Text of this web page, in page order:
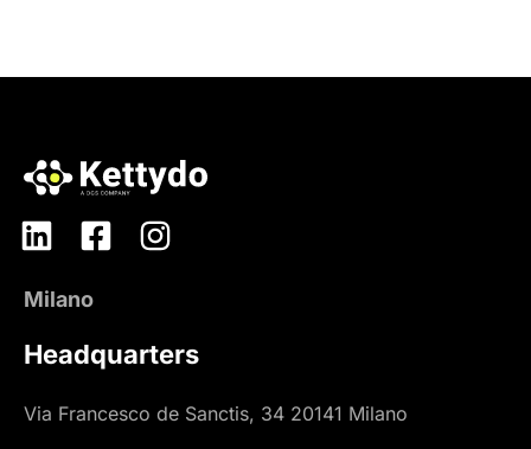
Milano
Headquarters
Via Francesco de Sanctis, 34 20141 Milano